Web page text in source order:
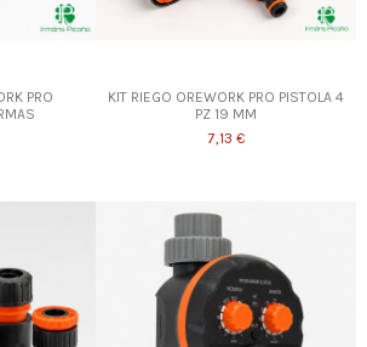
PRO
KIT RIEGO OREWORK PRO PISTOLA 4
PZ 19 MM
7,13 €